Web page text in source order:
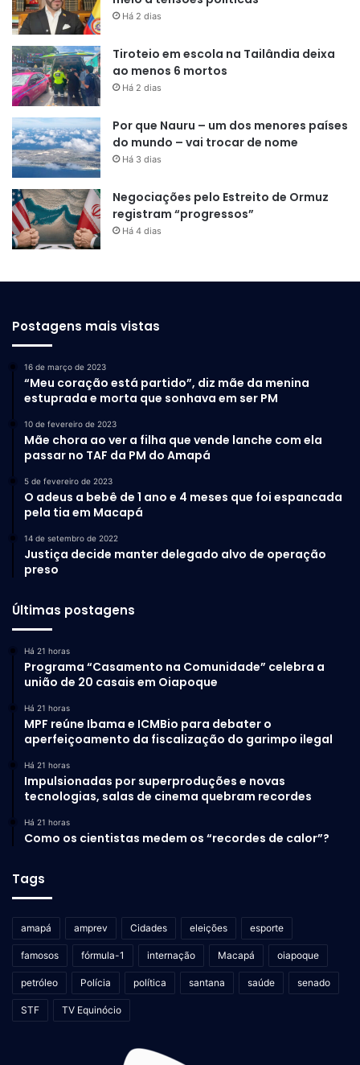
Há 2 dias
Tiroteio em escola na Tailândia deixa
ao menos 6 mortos
Há 2 dias
Por que Nauru – um dos menores países
do mundo – vai trocar de nome
Há 3 dias
Negociações pelo Estreito de Ormuz
registram “progressos”
Há 4 dias
Postagens mais vistas
16 de março de 2023
“Meu coração está partido”, diz mãe da menina
estuprada e morta que sonhava em ser PM
10 de fevereiro de 2023
Mãe chora ao ver a filha que vende lanche com ela
passar no TAF da PM do Amapá
5 de fevereiro de 2023
O adeus a bebê de 1 ano e 4 meses que foi espancada
pela tia em Macapá
14 de setembro de 2022
Justiça decide manter delegado alvo de operação
preso
Últimas postagens
Há 21 horas
Programa “Casamento na Comunidade” celebra a
união de 20 casais em Oiapoque
Há 21 horas
MPF reúne Ibama e ICMBio para debater o
aperfeiçoamento da fiscalização do garimpo ilegal
Há 21 horas
Impulsionadas por superproduções e novas
tecnologias, salas de cinema quebram recordes
Há 21 horas
Como os cientistas medem os “recordes de calor”?
Tags
amapá amprev Cidades eleições esporte
famosos fórmula-1 internação Macapá oiapoque
petróleo Polícia política santana saúde senado
STF TV Equinócio